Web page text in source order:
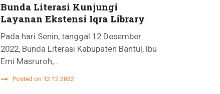
Bunda Literasi Kunjungi
Layanan Ekstensi Iqra Library
Pada hari Senin, tanggal 12 Desember
2022, Bunda Literasi Kabupaten Bantul, Ibu
Emi Masruroh,…
Posted on 12.12.2022